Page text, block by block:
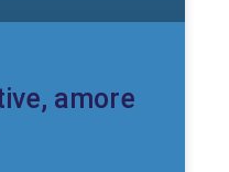
amore